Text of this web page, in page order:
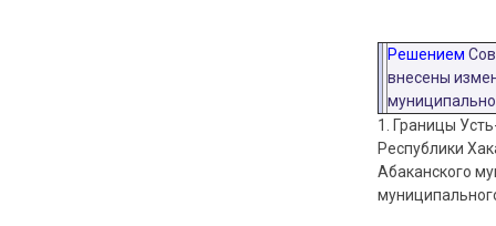
Решением
внесены
1. Границы
Республики
Абаканского